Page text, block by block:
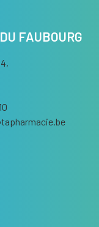
FAUBOURG
tapharmacie.be